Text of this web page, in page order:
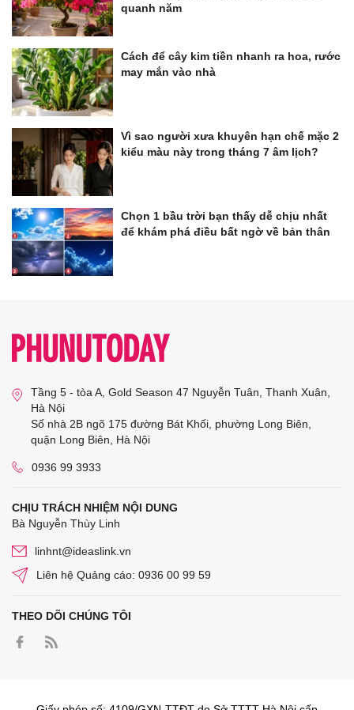
quanh năm
Cách để cây kim tiền nhanh ra hoa, rước
may mắn vào nhà
Vì sao người xưa khuyên hạn chế mặc 2
kiểu màu này trong tháng 7 âm lịch?
Chọn 1 bầu trời bạn thấy dễ chịu nhất
để khám phá điều bất ngờ về bản thân
Tầng 5 - tòa A, Gold Season 47 Nguyễn Tuân, Thanh Xuân,
Hà Nội
Số nhà 2B ngõ 175 đường Bát Khối, phường Long Biên,
quận Long Biên, Hà Nội
0936 99 3933
CHỊU TRÁCH NHIỆM NỘI DUNG
Bà Nguyễn Thùy Linh
linhnt@ideaslink.vn
Liên hệ Quảng cáo: 0936 00 99 59
THEO DÕI CHÚNG TÔI